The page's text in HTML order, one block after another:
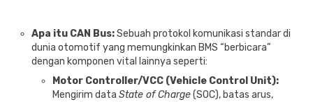
Apa itu CAN Bus:Sebuah protokol komunikasi standar di
dunia otomotif yang memungkinkan BMS “berbicara”
dengan komponen vital lainnya seperti:
Motor Controller/VCC (Vehicle Control Unit):
Mengirim data State of Charge(SOC), batas arus,